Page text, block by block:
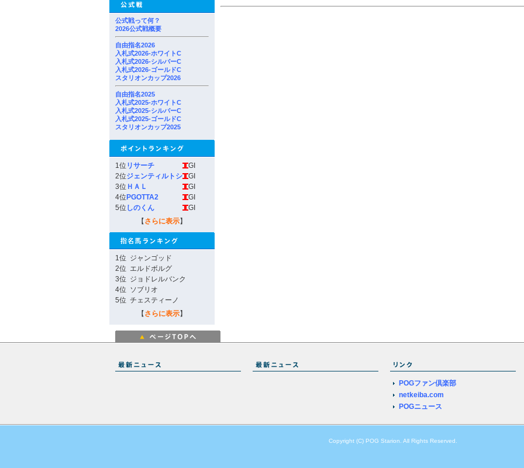
公式戦って何？
2026公式戦概要
自由指名2026
入札式2026-ホワイトC
入札式2026-シルバーC
入札式2026-ゴールドC
スタリオンカップ2026
自由指名2025
入札式2025-ホワイトC
入札式2025-シルバーC
入札式2025-ゴールドC
スタリオンカップ2025
1位 リサーチ
GI
2位ジェンティルトシ
GI
3位 ＨＡＬ
GI
4位 PGOTTA2
GI
5位 しのくん
GI
【 さらに表示】
1位 ジャンゴッド
2位 エルドボルグ
3位 ジョドレルバンク
4位 ソブリオ
5位 チェスティーノ
【 さらに表示】
POGファン倶楽部
netkeiba.com
POGニュース
Copyright (C) POG Starion. All Rights Reserved.